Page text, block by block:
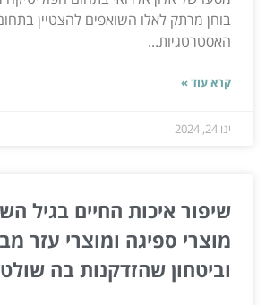
בוחן מרתק לאלו השואפים להצטיין
האסטרטגיות...
קרא עוד »
ינו 24, 2024
שיפור איכות החיים בגיל
מוצרי ספיגה ומוצרי עזר
וביטחון שהזדקנות בה